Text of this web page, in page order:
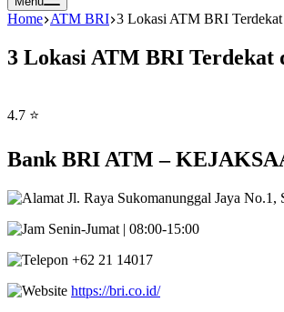
Home ATM BRI 3 Lokasi ATM BRI
3 Lokasi ATM BRI Terdekat
4.7 ⭐
Bank BRI ATM –
Jl. Raya Sukomanunggal Jaya
Senin-Jumat | 08:00-15:00
+62 21 14017
https://bri.co.id/